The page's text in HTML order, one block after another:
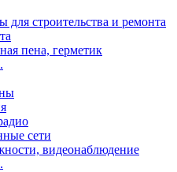
для строительства и ремонта
пена, герметик
сети
видеонаблюдение